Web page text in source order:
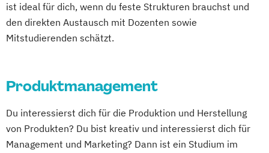
Mechatronik - Vollzeit
Mechatronik - berufsbegleitend
Nachhaltige Energiesysteme
Wirtschaftsinformatik – Digital
Transformation
Wirtschaftsingenieurwesen
ist ideal für dich, wenn du feste Strukturen brauchst und
den direkten Austausch mit Dozenten sowie
Mitstudierenden schätzt.
Produktmanagement
Du interessierst dich für die Produktion und Herstellung
von Produkten? Du bist kreativ und interessierst dich für
Management und Marketing? Dann ist ein Studium im